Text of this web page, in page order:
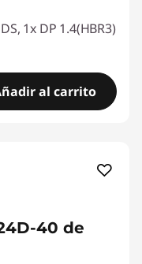
1x DP 1.4(HBR3)
al carrito
40 de